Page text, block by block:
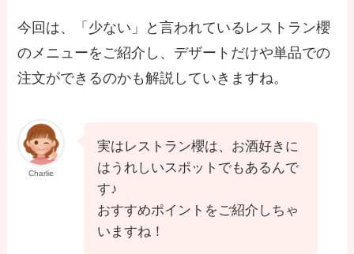
今回は、「少ない」と言われているレストラン櫻
のメニューをご紹介し、デザートだけや単品での
注文ができるのかも解説していきますね。
Charlie
実はレストラン櫻は、お酒好きに
はうれしいスポットでもあるんで
す♪
おすすめポイントをご紹介しちゃ
いますね！